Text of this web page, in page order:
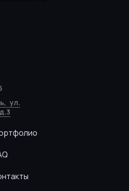
ул.